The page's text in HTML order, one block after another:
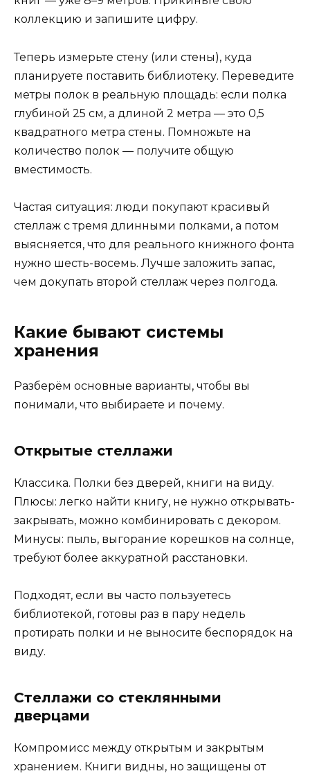
коллекцию и запишите цифру.
Теперь измерьте стену (или стены), куда
планируете поставить библиотеку. Переведите
метры полок в реальную площадь: если полка
глубиной 25 см, а длиной 2 метра — это 0,5
квадратного метра стены. Помножьте на
количество полок — получите общую
вместимость.
Частая ситуация: люди покупают красивый
стеллаж с тремя длинными полками, а потом
выясняется, что для реального книжного фонта
нужно шесть-восемь. Лучше заложить запас,
чем докупать второй стеллаж через полгода.
Какие бывают системы
хранения
Разберём основные варианты, чтобы вы
понимали, что выбираете и почему.
Открытые стеллажи
Классика. Полки без дверей, книги на виду.
Плюсы: легко найти книгу, не нужно открывать-
закрывать, можно комбинировать с декором.
Минусы: пыль, выгорание корешков на солнце,
требуют более аккуратной расстановки.
Подходят, если вы часто пользуетесь
библиотекой, готовы раз в пару недель
протирать полки и не выносите беспорядок на
виду.
Стеллажи со стеклянными
дверцами
Компромисс между открытым и закрытым
хранением. Книги видны, но защищены от